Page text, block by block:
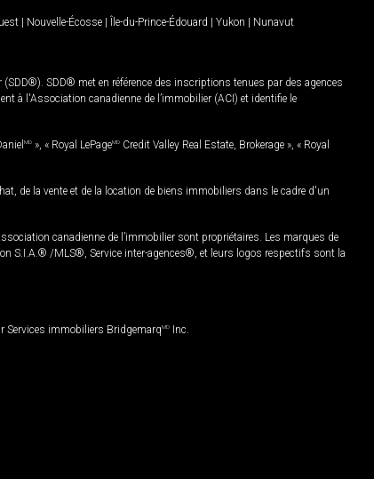
| Nouvelle-Écosse | Île-du-Prince-Édouard | Yukon | Nunavut
SDD® met en référence des inscriptions tenues par des agences
à l'Association canadienne de l’immobilier (ACI) et identifie le
MD », « Royal LePageMD Credit Valley Real Estate, Brokerage », « Royal
de la vente et de la location de biens immobiliers dans le cadre d'un
canadienne de l’immobilier sont propriétaires. Les marques de
S.I.A.® /MLS®, Service inter-agences®, et leurs logos respectifs sont la
Services immobiliers BridgemarqMD Inc.